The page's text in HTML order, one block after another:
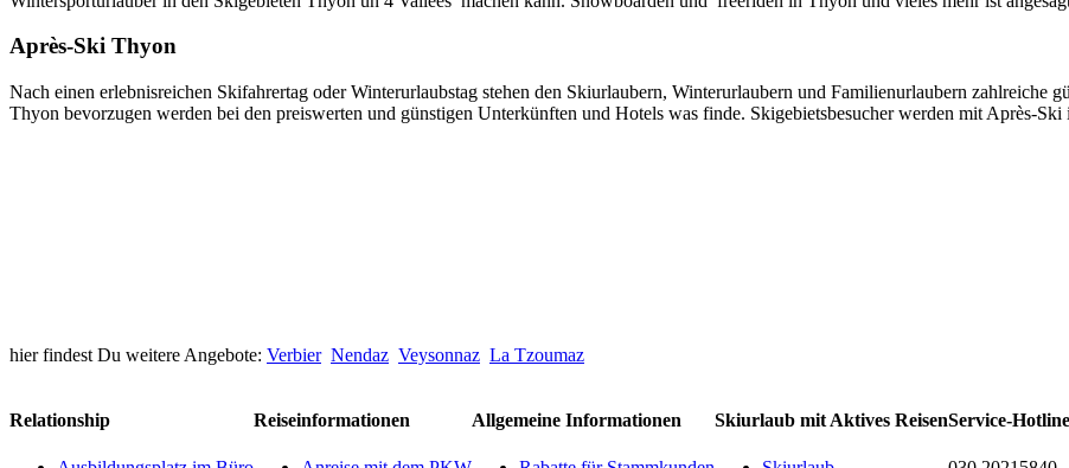
Après-Ski Thyon
Nach einen erlebnisreichen Skifahrertag oder Winterurlaubstag stehen den Skiurlaubern, Winterurlaubern und Familienurlaubern zahlreiche
Thyon bevorzugen werden bei den preiswerten und günstigen Unterkünften und Hotels was finde. Skigebietsbesucher werden mit Après-Ski
hier findest Du weitere Angebote: Verbier Nendaz Veysonnaz La Tzoumaz
Relationship Reiseinformationen Allgemeine Informationen Skiurlaub mit Aktives ReisenService-Hotline